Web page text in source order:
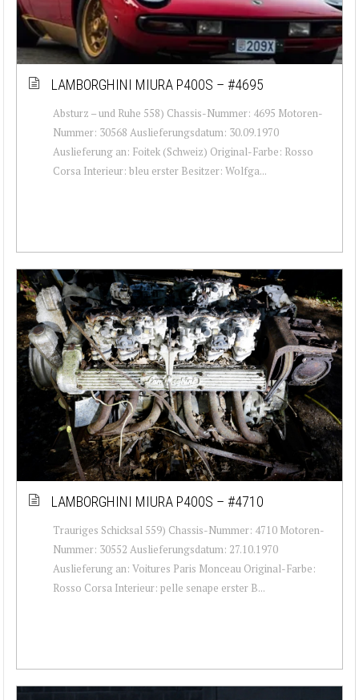
LAMBORGHINI MIURA P400S – #4695
Absturz – und Ruhe 558) Chassis-Nummer: 4695 Motoren-
Nummer: 30568 Auslieferungsdatum: 30.09.1970
Auslieferung an: Foitek (Schweiz) Original-Farbe: Rosso
Corsa Interieur: bleu erster Besitzer: Wolfga...
LAMBORGHINI MIURA P400S – #4710
Trauriges Schicksal 559) Chassis-Nummer: 4710 Motoren-
Nummer: 30552 Auslieferungsdatum: 27.10.1970
Auslieferung an: Voitures Paris Monceau Original-Farbe:
Rosso Corsa Interieur: pelle senape erster B...